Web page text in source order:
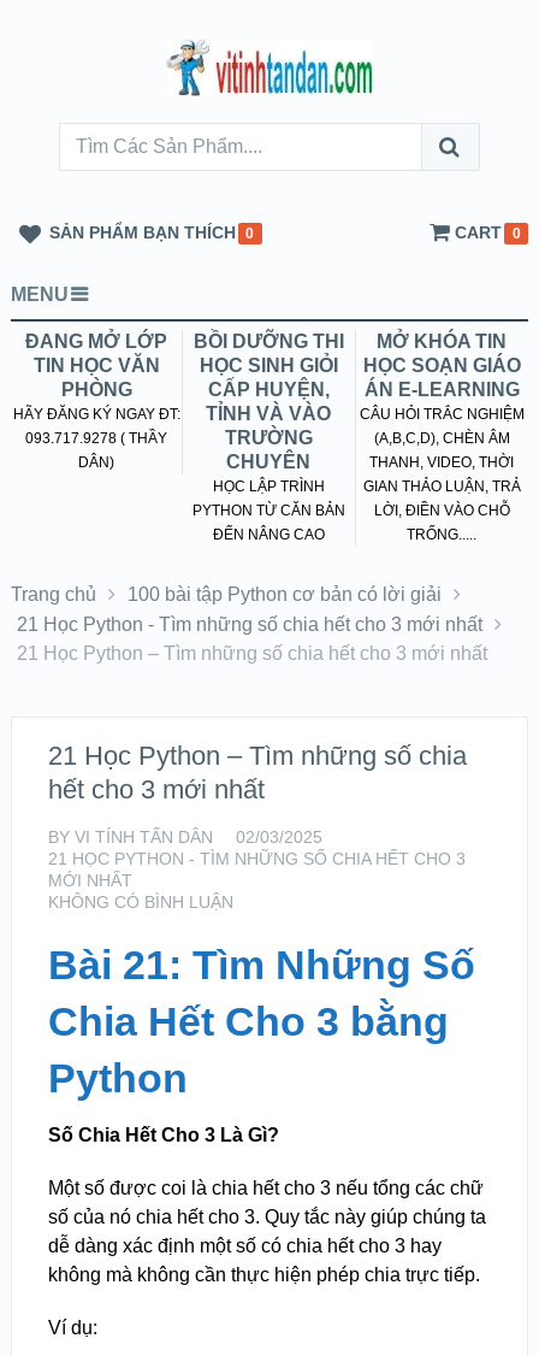
SẢN PHẨM BẠN THÍCH 0 CART 0
MENU
ĐANG MỞ LỚP
TIN HỌC VĂN
PHÒNG
HÃY ĐĂNG KÝ NGAY ĐT:
093.717.9278 ( THẦY
DÂN)
BỒI DƯỠNG THI
HỌC SINH GIỎI
CẤP HUYỆN,
TỈNH VÀ VÀO
TRƯỜNG
CHUYÊN
HỌC LẬP TRÌNH
PYTHON TỪ CĂN BẢN
ĐẾN NÂNG CAO
MỞ KHÓA TIN
HỌC SOẠN GIÁO
ÁN E-LEARNING
CÂU HỎI TRẮC NGHIỆM
(A,B,C,D), CHÈN ÂM
THANH, VIDEO, THỜI
GIAN THẢO LUẬN, TRẢ
LỜI, ĐIỀN VÀO CHỖ
TRỐNG.....
Trang chủ
100 bài tập Python cơ bản có lời giải
21 Học Python - Tìm những số chia hết cho 3 mới nhất
21 Học Python – Tìm những số chia hết cho 3 mới nhất
21 Học Python – Tìm những số chia
hết cho 3 mới nhất
BY VI TÍNH TẤN DÂN
02/03/2025
21 HỌC PYTHON - TÌM NHỮNG SỐ CHIA HẾT CHO 3
MỚI NHẤT
KHÔNG CÓ BÌNH LUẬN
Bài 21: Tìm Những Số
Chia Hết Cho 3 bằng
Python
Số Chia Hết Cho 3 Là Gì?
Một số được coi là chia hết cho 3 nếu tổng các chữ
số của nó chia hết cho 3. Quy tắc này giúp chúng ta
dễ dàng xác định một số có chia hết cho 3 hay
không mà không cần thực hiện phép chia trực tiếp.
Ví dụ: